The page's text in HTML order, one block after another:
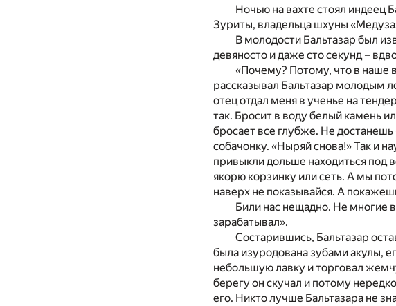
Ночью на вахте стоял
Зуриты, владельца шхуны
В молодости Бальтазар был
девяносто и даже сто секунд –
«Почему? Потому, что в наше
рассказывал Бальтазар молодым
отец отдал меня в ученье на
так. Бросит в воду белый камень
бросает все глубже. Не
собачонку. «Ныряй снова!» Так и
привыкли дольше находиться под
якорю корзинку или сеть. А мы
наверх не показывайся. А
Били нас нещадно. Не многие
зарабатывал».
Состарившись, Бальтазар
была изуродована зубами акулы,
небольшую лавку и торговал
берегу он скучал и потому
его. Никто лучше Бальтазара не